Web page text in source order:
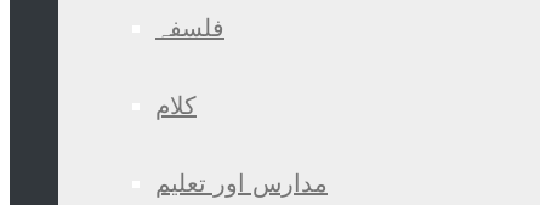
فلسفہ
کلام
مدارس اور تعلیم